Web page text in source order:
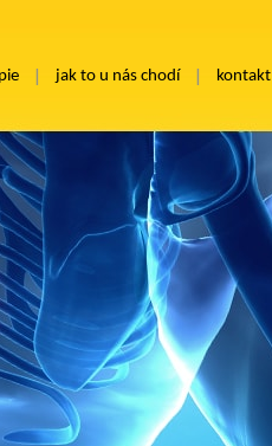
jak to u nás chodí kontakt